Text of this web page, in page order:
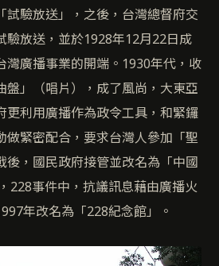
試驗放送」，之後，台灣總督府交
驗放送，並於1928年12月22日成
灣廣播事業的開端。1930年代，收
盤」（唱片），成了風尚，大東亞
更利用廣播作為政令工具，和緊鑼
做緊密配合，要求台灣人參加「聖
後，國民政府接管並改名為「中國
228事件中，抗議訊息藉由廣播火
年改名為「228紀念館」。